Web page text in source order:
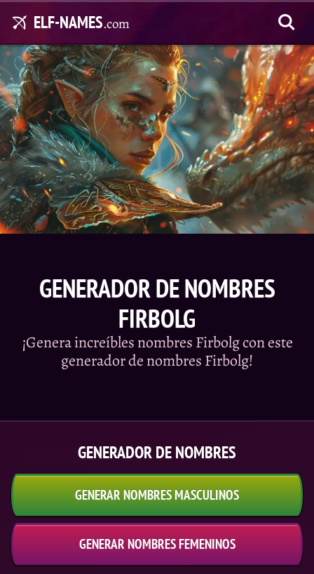
ELF-NAMES.com
GENERADOR DE NOMBRES
FIRBOLG
¡Genera increíbles nombres Firbolg con este
generador de nombres Firbolg!
GENERADOR DE NOMBRES
GENERAR NOMBRES MASCULINOS
GENERAR NOMBRES FEMENINOS